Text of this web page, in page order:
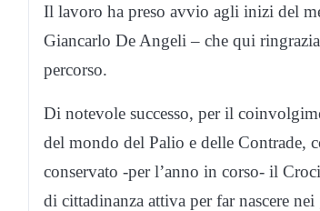
Il lavoro ha preso avvio agli inizi del
Giancarlo De Angeli – che qui
percorso.
Di notevole successo, per il
del mondo del Palio e delle Contrade,
conservato -per l’anno in corso- il
di cittadinanza attiva per far nascere